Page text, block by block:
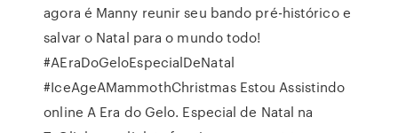
agora é Manny reunir seu bando pré-histórico e
salvar o Natal para o mundo todo!
#AEraDoGeloEspecialDeNatal
#IceAgeAMammothChristmas Estou Assistindo
online A Era do Gelo. Especial de Natal na